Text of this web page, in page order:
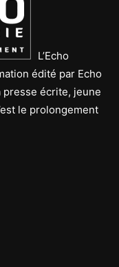
L’Echo
édité par Echo
presse écrite, jeune
le prolongement